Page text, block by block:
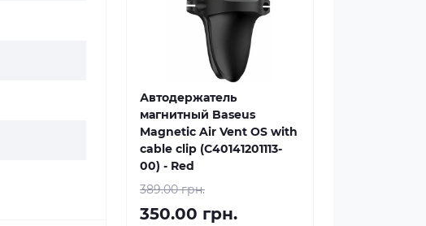
Автодержатель
магнитный Baseus
Magnetic Air Vent OS with
cable clip (C40141201113-
00) - Red
389.00 грн.
350.00 грн.